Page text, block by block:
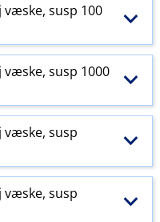
susp 100
susp 1000
væske, susp
væske, susp